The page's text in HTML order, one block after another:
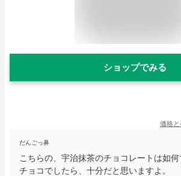
ショップでみる
価格と
だんごっ鼻
こちらの、宇治抹茶のチョコレートは如
チョコでしたら、十分だと思いますよ。